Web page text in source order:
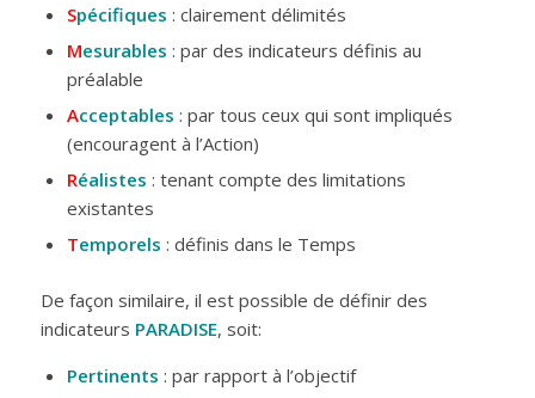
Spécifiques : clairement délimités
Mesurables : par des indicateurs définis au
préalable
Acceptables : par tous ceux qui sont impliqués
(encouragent à l’Action)
Réalistes : tenant compte des limitations
existantes
Temporels : définis dans le Temps
De façon similaire, il est possible de définir des
indicateurs PARADISE, soit:
Pertinents : par rapport à l’objectif